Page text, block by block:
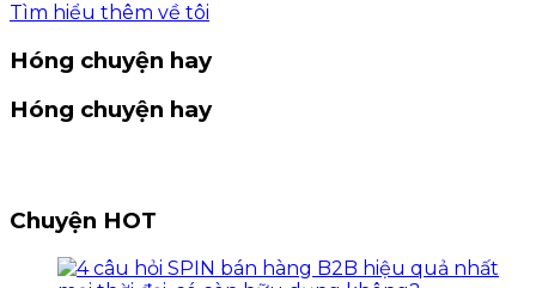
Tìm hiểu thêm về tôi
Hóng chuyện hay
Hóng chuyện hay
Chuyện HOT